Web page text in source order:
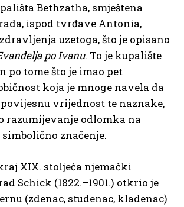
Bethzatha, smještena
ispod tvrđave Antonia,
uzetoga, što je opisano
po Ivanu. To je kupalište
po tome što je imao pet
koja je mnoge navela da
vrijednost te naznake,
razumijevanje odlomka na
značenje.
XIX. stoljeća njemački
Schick (1822.–1901.) otkrio je
(zdenac, studenac, kladenac)